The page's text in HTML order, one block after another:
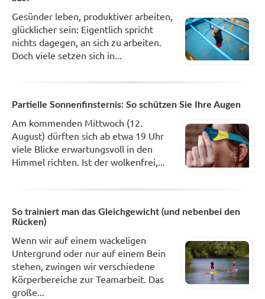
Gesünder leben, produktiver arbeiten,
glücklicher sein: Eigentlich spricht
nichts dagegen, an sich zu arbeiten.
Doch viele setzen sich in...
Partielle Sonnenfinsternis: So schützen Sie Ihre Augen
Am kommenden Mittwoch (12.
August) dürften sich ab etwa 19 Uhr
viele Blicke erwartungsvoll in den
Himmel richten. Ist der wolkenfrei,...
So trainiert man das Gleichgewicht (und nebenbei den
Rücken)
Wenn wir auf einem wackeligen
Untergrund oder nur auf einem Bein
stehen, zwingen wir verschiedene
Körperbereiche zur Teamarbeit. Das
große...